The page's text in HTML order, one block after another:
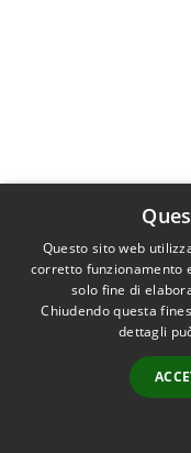
Questo sito web
corretto funzionamento
solo fine di
Chiudendo questa
dettagli